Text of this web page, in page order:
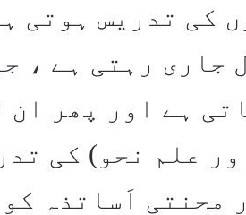
کی تدریس ہوتی
جاری رہتی ہے ،
ہے اور پھر ان
علم نحو) کی
محنتی اَساتذہ